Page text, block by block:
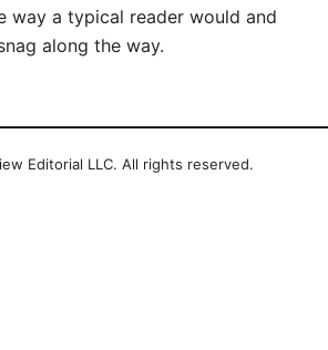
way a typical reader would and
along the way.
Editorial LLC. All rights reserved.